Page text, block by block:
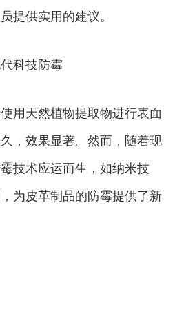
提供实用的建议。
科技防霉
用天然植物提取物进行表面
，效果显著。然而，随着现
技术应运而生，如纳米技
为皮革制品的防霉提供了新